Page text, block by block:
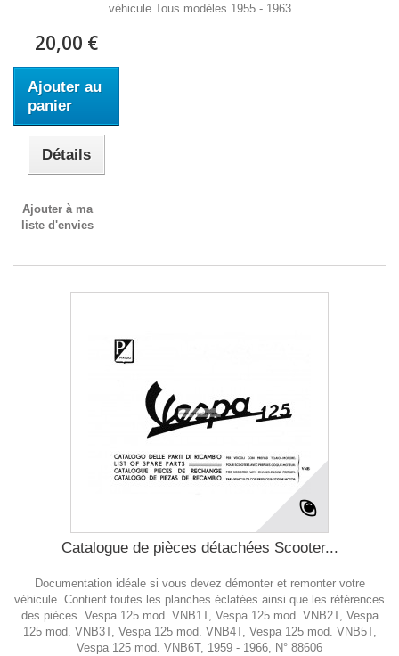
véhicule Tous modèles 1955 - 1963
20,00 €
Ajouter au
panier
Détails
Ajouter à ma
liste d'envies
Catalogue de pièces détachées Scooter...
Documentation idéale si vous devez démonter et remonter votre
véhicule. Contient toutes les planches éclatées ainsi que les références
des pièces. Vespa 125 mod. VNB1T, Vespa 125 mod. VNB2T, Vespa
125 mod. VNB3T, Vespa 125 mod. VNB4T, Vespa 125 mod. VNB5T,
Vespa 125 mod. VNB6T, 1959 - 1966, N° 88606